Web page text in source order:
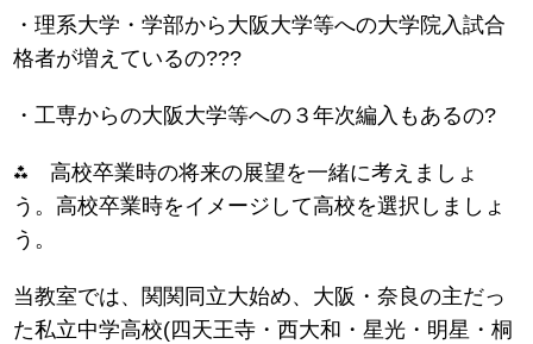
・理系大学・学部から大阪大学等への大学院入試合
格者が増えているの???
・工専からの大阪大学等への３年次編入もあるの?
⁂ 高校卒業時の将来の展望を一緒に考えましょ
う。高校卒業時をイメージして高校を選択しましょ
う。
当教室では、関関同立大始め、大阪・奈良の主だっ
た私立中学高校(四天王寺・西大和・星光・明星・桐